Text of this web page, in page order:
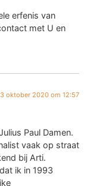
erfenis van
met U en
oktober 2020 om 12:57
Paul Damen.
vaak op straat
bij Arti.
ik in 1993